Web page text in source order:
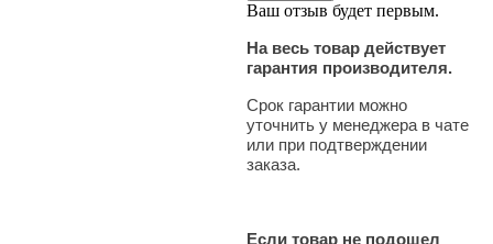
Ваш отзыв будет первым.
На весь товар действует
гарантия производителя.
Срок гарантии можно
уточнить у менеджера в чате
или при подтверждении
заказа.
Если товар не подошел